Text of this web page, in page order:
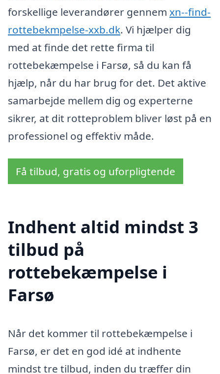
forskellige leverandører gennem xn--find-
rottebekmpelse-xxb.dk. Vi hjælper dig
med at finde det rette firma til
rottebekæmpelse i Farsø, så du kan få
hjælp, når du har brug for det. Det aktive
samarbejde mellem dig og experterne
sikrer, at dit rotteproblem bliver løst på en
professionel og effektiv måde.
Få tilbud, gratis og uforpligtende
Indhent altid mindst 3
tilbud på
rottebekæmpelse i
Farsø
Når det kommer til rottebekæmpelse i
Farsø, er det en god idé at indhente
mindst tre tilbud, inden du træffer din